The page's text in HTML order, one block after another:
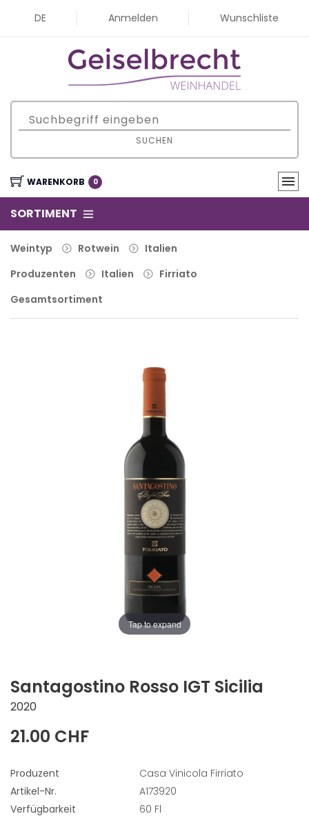
DE Anmelden Wunschliste
SUCHEN
WARENKORB 0
SORTIMENT
Weintyp Rotwein
Italien
Produzenten
Italien
Firriato
Gesamtsortiment
Tap to expand
Santagostino Rosso IGT Sicilia
2020
21.00 CHF
Produzent
Casa Vinicola Firriato
Artikel-Nr.
A173920
Verfügbarkeit
60 Fl